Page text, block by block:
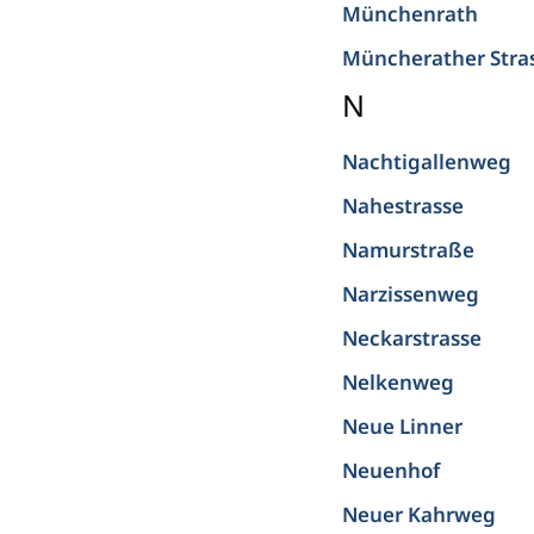
Münchenrath
Müncherather
N
Nachtigallenweg
Nahestrasse
Namurstraße
Narzissenweg
Neckarstrasse
Nelkenweg
Neue Linner
Neuenhof
Neuer Kahrweg